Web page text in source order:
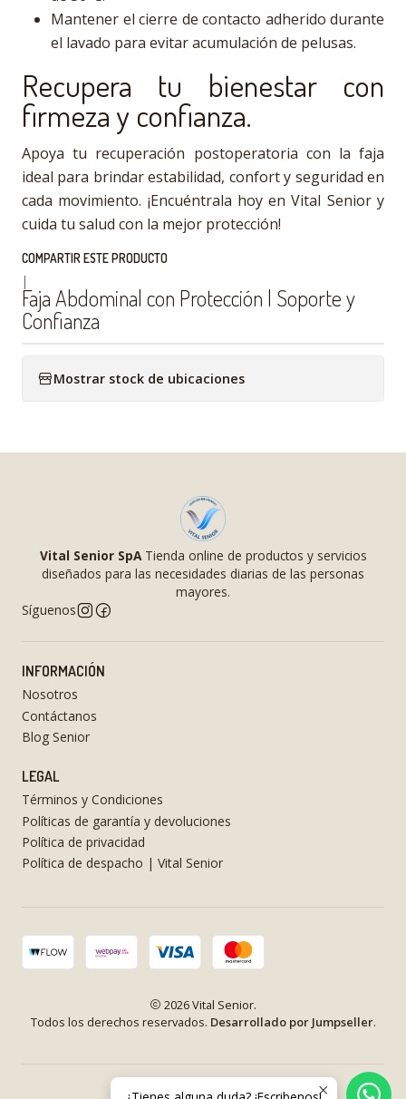
Mantener el cierre de contacto adherido durante
el lavado para evitar acumulación de pelusas.
Recupera tu bienestar con
firmeza y confianza.
Apoya tu recuperación postoperatoria con la faja
ideal para brindar estabilidad, confort y seguridad en
cada movimiento. ¡Encuéntrala hoy en Vital Senior y
cuida tu salud con la mejor protección!
COMPARTIR ESTE PRODUCTO
|
Faja Abdominal con Protección | Soporte y
Confianza
Mostrar stock de ubicaciones
Vital Senior SpATienda online de productos y servicios
diseñados para las necesidades diarias de las personas
mayores.
Síguenos
INFORMACIÓN
Nosotros
Contáctanos
Blog Senior
LEGAL
Términos y Condiciones
Políticas de garantía y devoluciones
Política de privacidad
Política de despacho | Vital Senior
2026 Vital Senior.
Todos los derechos reservados. Desarrollado por Jumpseller.